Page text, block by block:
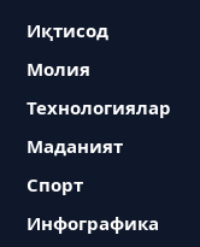
Иқтисод
Молия
Технологиялар
Маданият
Спорт
Инфографика